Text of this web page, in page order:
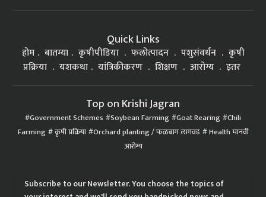
Quick Links
होम बातम्या कृषीपीडिया फलोत्पादन पशुसंवर्धन
कृषी
प्रक्रिया
यशकथा यांत्रिकीकरण शिक्षण आरोग्य इतर
Top on Krishi Jagran
Government Schemes Soybean Farming Goat Rearing Chili
Farming कृषी प्रक्रिया Orchard planting / फळबाग लागवड Health मानवी
आरोग्य
Subscribe to our Newsletter. You choose the topics of